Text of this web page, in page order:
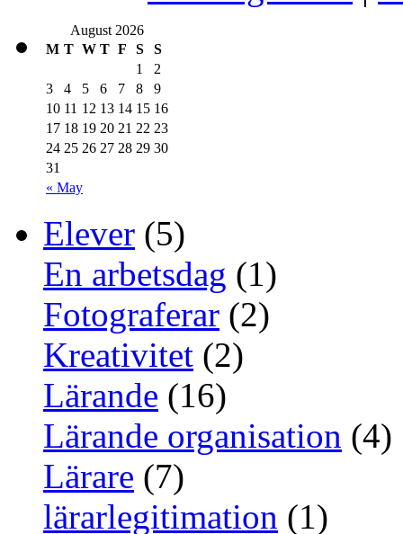
August 2026
M T W T F S S
« May
1
2
3
4 5 6 7 8
9
10 11 12 13 14 15 16
17 18 19 20 21 22 23
24 25 26 27 28 29 30
31
Elever (5)
En arbetsdag (1)
Fotograferar (2)
Kreativitet (2)
Lärande (16)
Lärande organisation (4)
Lärare (7)
lärarlegitimation (1)